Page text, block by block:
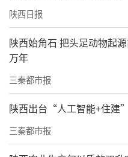
作为机车动力系统的
列车的“动力心脏”。
机正是由经开区企业
陕西日报
陕西始角石 把头足动物起
万年
三秦都市报
陕西出台“人工智能+住建
三秦都市报